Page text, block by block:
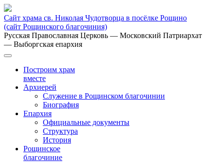
Сайт храма св. Николая Чудотворца в посёлке Рощино
(сайт Рощинского благочиния)
Русская Православная Церковь — Московский Патриархат
— Выборгская епархия
Построим храм
вместе
Архиерей
Служение в Рощинском благочинии
Биография
Епархия
Официальные документы
Структура
История
Рощинское
благочиние